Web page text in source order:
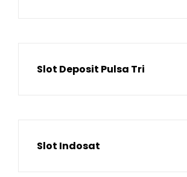
Slot Deposit Pulsa Tri
Slot Indosat